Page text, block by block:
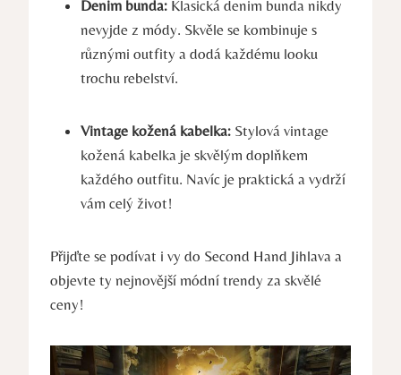
Denim ‌bunda: Klasická denim bunda nikdy
nevyjde z módy. Skvěle se kombinuje s
různými outfity a dodá každému looku
trochu rebelství.
Vintage‍ kožená kabelka: ‌Stylová vintage
‌kožená kabelka je skvělým doplňkem
každého outfitu. Navíc‌ je praktická a vydrží
vám celý život!
Přijďte se podívat i vy do Second Hand Jihlava a
objevte ty‍ nejnovější ⁤módní trendy za skvělé
‍ceny!